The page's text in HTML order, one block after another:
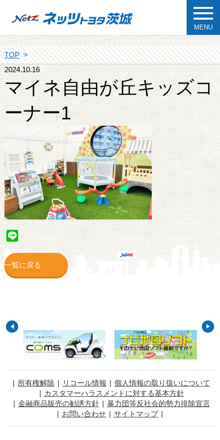
MENU
TOP
2024.10.16
マイネ自由が丘キッズコ
ーナー1
Line
一覧に戻る
所有権解除 リコール情報
個人情報の取り扱いについて
カスタマーハラスメントに対する基本方針
金融商品販売の勧誘方針
暴力団等反社会的勢力排除宣言
お問い合わせ
サイトマップ